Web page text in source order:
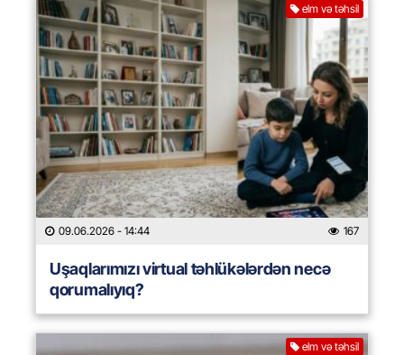
elm və təhsil
09.06.2026 - 14:44 167
Uşaqlarımızı virtual təhlükələrdən necə
qorumalıyıq?
elm və təhsil